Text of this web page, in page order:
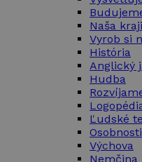
Naša
Vyrob si
História
Anglický
Hudba
Ľudské
Osobnosti
Výchova
Nemčina